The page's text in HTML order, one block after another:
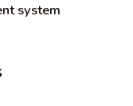
system